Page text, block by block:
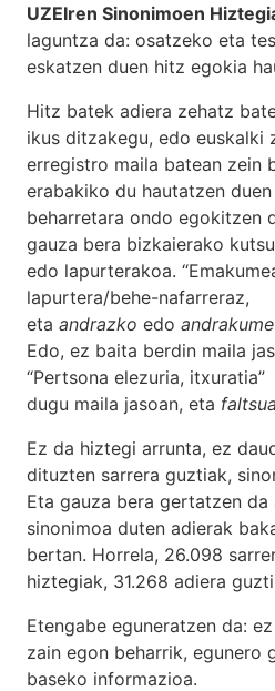
UZEIren Sinonimoen
laguntza da: osatzeko eta
eskatzen duen hitz egokia
Hitz batek adiera zehatz
ikus ditzakegu, edo euskalki
erregistro maila batean zein
erabakiko du hautatzen
beharretara ondo egokitzen
gauza bera bizkaierako
edo lapurterakoa.
lapurtera/behe-nafarreraz,
eta andrazko edo andrakume
Edo, ez baita berdin maila
“Pertsona elezuria, itxuratia”
dugu maila jasoan, eta faltsua
Ez da hiztegi arrunta, ez
dituzten sarrera guztiak,
Eta gauza bera gertatzen da
sinonimoa duten adierak
bertan. Horrela, 26.098
hiztegiak, 31.268 adiera
Etengabe eguneratzen da:
zain egon beharrik, egunero
baseko informazioa.